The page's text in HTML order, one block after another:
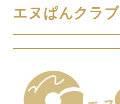
エヌぱんクラブ